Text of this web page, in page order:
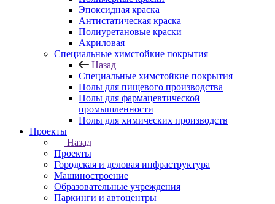
Эпоксидная краска
Антистатическая краска
Полиуретановые краски
Акриловая
Специальные химстойкие покрытия
Назад
Специальные химстойкие покрытия
Полы для пищевого производства
Полы для фармацевтической
промышленности
Полы для химических производств
Проекты
Назад
Проекты
Городская и деловая инфраструктура
Машиностроение
Образовательные учреждения
Паркинги и автоцентры